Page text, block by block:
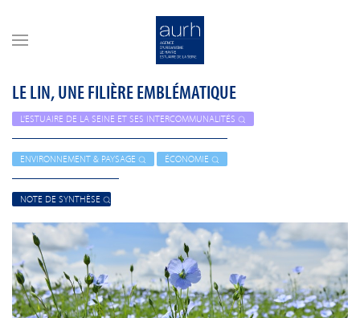
LE LIN, UNE FILIÈRE EMBLÉMATIQUE
L'ESTUAIRE DE LA SEINE ET SES INTERCOMMUNALITÉS
ENVIRONNEMENT & PAYSAGE ÉCONOMIE
NOTE DE SYNTHÈSE